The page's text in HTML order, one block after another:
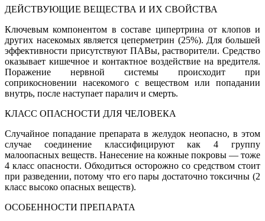
ДЕЙСТВУЮЩИЕ ВЕЩЕСТВА И ИХ СВОЙСТВА
Ключевым компонентом в составе ципертрина от клопов и
других насекомых является цеперметрин (25%). Для большей
эффективности присутствуют ПАВы, растворители. Средство
оказывает кишечное и контактное воздействие на вредителя.
Поражение нервной системы происходит при
соприкосновении насекомого с веществом или попадании
внутрь, после наступает паралич и смерть.
КЛАСС ОПАСНОСТИ ДЛЯ ЧЕЛОВЕКА
Случайное попадание препарата в желудок неопасно, в этом
случае соединение классифицируют как 4 группу
малоопасных веществ. Нанесение на кожные покровы — тоже
4 класс опасности. Обходиться осторожно со средством стоит
при разведении, потому что его пары достаточно токсичны (2
класс высоко опасных веществ).
ОСОБЕННОСТИ ПРЕПАРАТА